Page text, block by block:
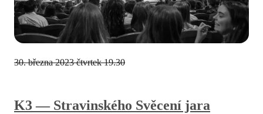
K3 — Stravinského Svěcení jara
30. března 2023 čtvrtek 19.30